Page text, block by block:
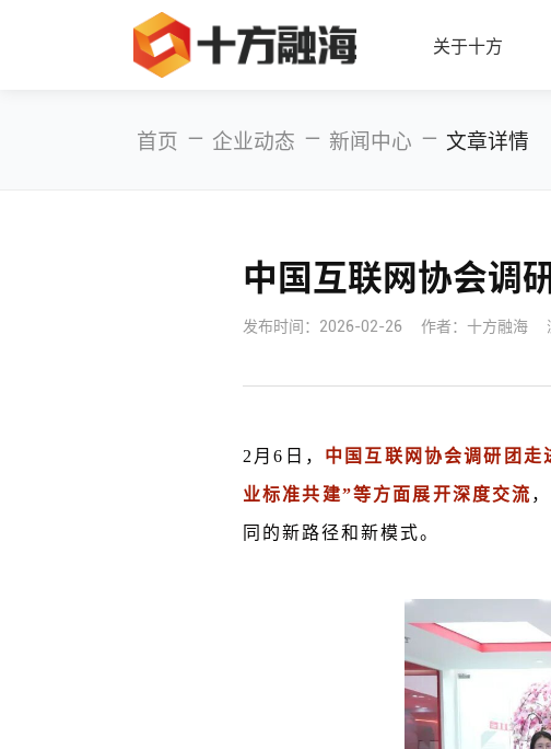
关于十方
首页 — 企业动态 — 新闻中心 — 文章详情
中国互联网协会调
发布时间： 2026-02-26 作者：十方融海
2月6日， 中国互联网协会调研团
业标准共建”等方面展开深度交流
同的新路径和新模式。